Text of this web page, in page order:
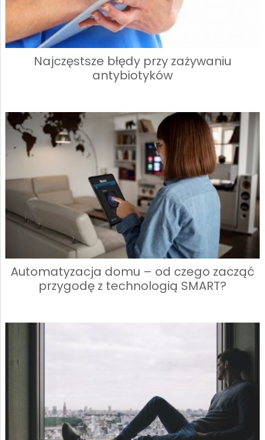
Najczęstsze błędy przy zażywaniu
antybiotyków
Automatyzacja domu – od czego zacząć
przygodę z technologią SMART?